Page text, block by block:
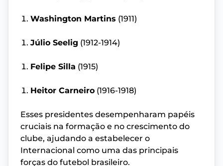
Washington Martins (1911)
Júlio Seelig (1912-1914)
Felipe Silla (1915)
Heitor Carneiro (1916-1918)
Esses presidentes desempenharam papéis
cruciais na formação e no crescimento do
clube, ajudando a estabelecer o
Internacional como uma das principais
forças do futebol brasileiro.